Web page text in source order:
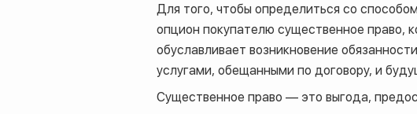
Для того, чтобы определиться со
опцион покупателю существенное право,
обуславливает возникновение
услугами, обещанными по договору, и
Существенное право — это выгода,